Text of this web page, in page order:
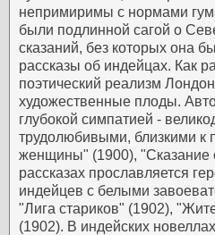
непримиримы с нормами
были подлинной сагой о
сказаний, без которых она
рассказы об индейцах. Как
поэтический реализм
художественные плоды.
глубокой симпатией -
трудолюбивыми, близкими к
женщины" (1900), "Сказание
рассказах прославляется
индейцев с белыми
"Лига стариков" (1902),
(1902). В индейских